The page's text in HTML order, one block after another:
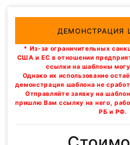
ДЕМОНСТРАЦИЯ
* Из-за ограничительных
США и ЕС в отношении
ссылки на шаблоны
Однако их использование
демонстрация шаблона не
Отправляйте заявку на
пришлю Вам ссылку на него,
РБ и РФ.